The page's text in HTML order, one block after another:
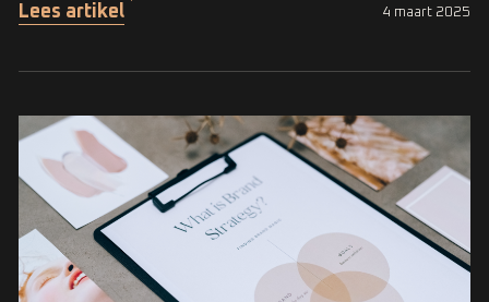
Lees artikel 4 maart 2025